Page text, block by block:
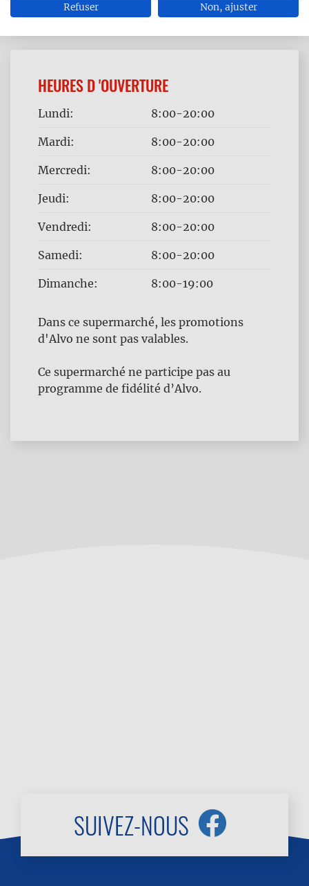
HEURES D 'OUVERTURE
Jour
Time
Lundi: 8:00-20:00
Mardi: 8:00-20:00
Mercredi: 8:00-20:00
Jeudi: 8:00-20:00
Vendredi: 8:00-20:00
Samedi: 8:00-20:00
Dimanche: 8:00-19:00
Dans ce supermarché, les promotions
d'Alvo ne sont pas valables.
Ce supermarché ne participe pas au
programme de fidélité d’Alvo.
SUIVEZ-NOUS
Refuser Non, ajuster